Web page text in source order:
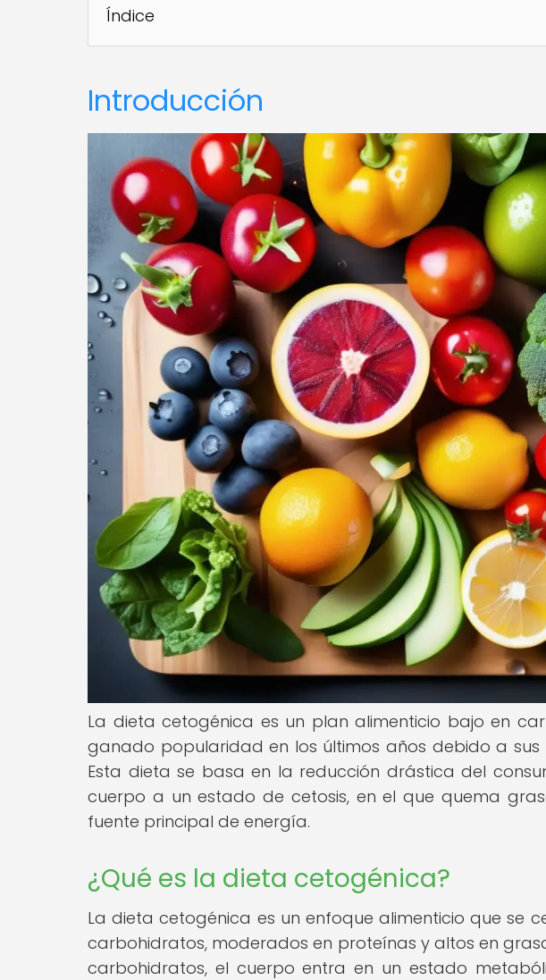
Índice
Introducción
La dieta cetogénica es un plan alimenticio bajo en
ganado popularidad en los últimos años debido a
Esta dieta se basa en la reducción drástica del
cuerpo a un estado de cetosis, en el que quema
fuente principal de energía.
¿Qué es la dieta cetogénica?
La dieta cetogénica es un enfoque alimenticio que se
carbohidratos, moderados en proteínas y altos en
carbohidratos, el cuerpo entra en un estado